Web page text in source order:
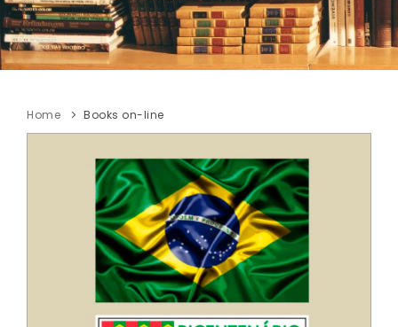
Home Books on-line